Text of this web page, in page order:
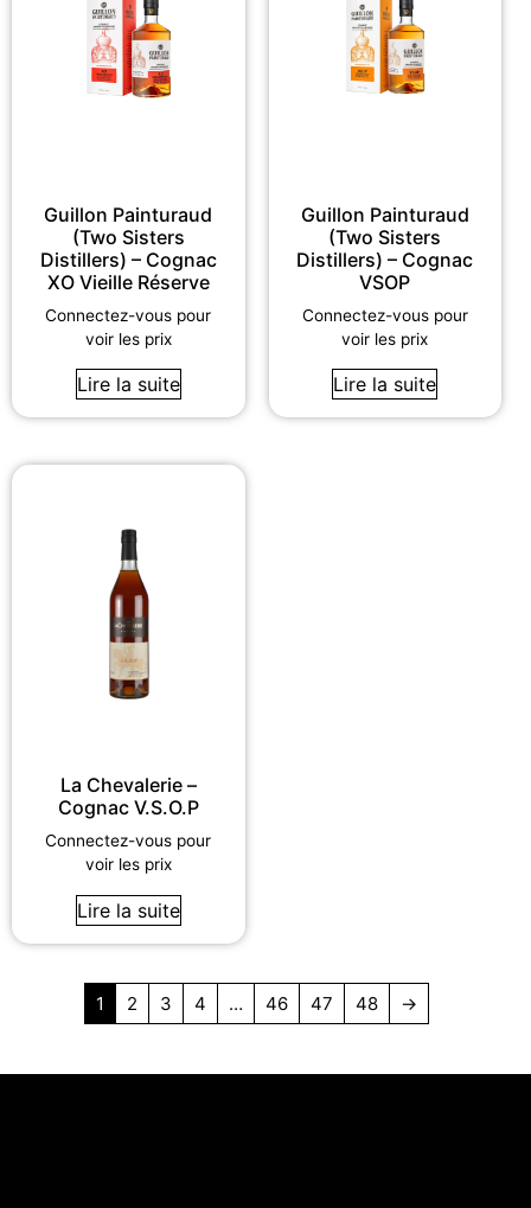
Guillon Painturaud
(Two Sisters
Distillers) – Cognac
XO Vieille Réserve
Connectez-vous pour
voir les prix
Lire la suite
Guillon Painturaud
(Two Sisters
Distillers) – Cognac
VSOP
Connectez-vous pour
voir les prix
Lire la suite
La Chevalerie –
Cognac V.S.O.P
Connectez-vous pour
voir les prix
Lire la suite
1 2 3 4 … 46 47 48 →